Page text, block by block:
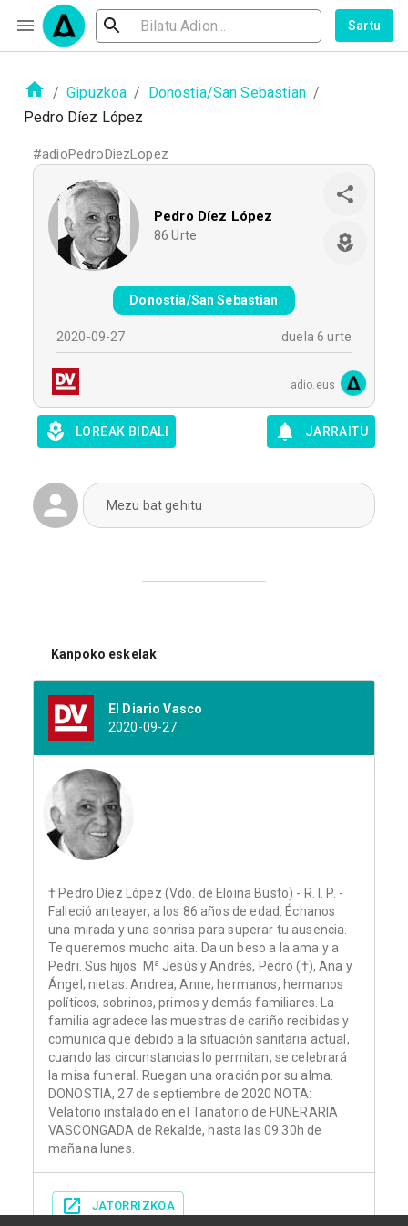
Sartu
/ Gipuzkoa / Donostia/San Sebastian /
Pedro Díez López
#adioPedroDiezLopez
Pedro Díez López
86 Urte
Donostia/San Sebastian
2020-09-27 duela 6 urte
adio.eus
LOREAK BIDALI JARRAITU
Mezu bat gehitu
Kanpoko eskelak
El Diario Vasco
2020-09-27
† Pedro Díez López (Vdo. de Eloina Busto) - R. I. P. -
Falleció anteayer, a los 86 años de edad. Échanos
una mirada y una sonrisa para superar tu ausencia.
Te queremos mucho aita. Da un beso a la ama y a
Pedri. Sus hijos: Mª Jesús y Andrés, Pedro (†), Ana y
Ángel; nietas: Andrea, Anne; hermanos, hermanos
políticos, sobrinos, primos y demás familiares. La
familia agradece las muestras de cariño recibidas y
comunica que debido a la situación sanitaria actual,
cuando las circunstancias lo permitan, se celebrará
la misa funeral. Ruegan una oración por su alma.
DONOSTIA, 27 de septiembre de 2020 NOTA:
Velatorio instalado en el Tanatorio de FUNERARIA
VASCONGADA de Rekalde, hasta las 09.30h de
mañana lunes.
JATORRIZKOA